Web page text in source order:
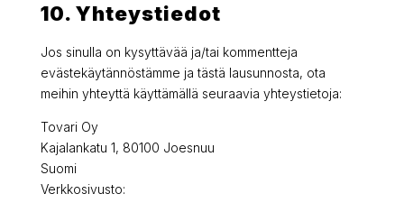
10. Yhteystiedot
Jos sinulla on kysyttävää ja/tai kommentteja
evästekäytännöstämme ja tästä lausunnosta, ota
meihin yhteyttä käyttämällä seuraavia yhteystietoja:
Tovari Oy
Kajalankatu 1, 80100 Joesnuu
Suomi
Verkkosivusto: